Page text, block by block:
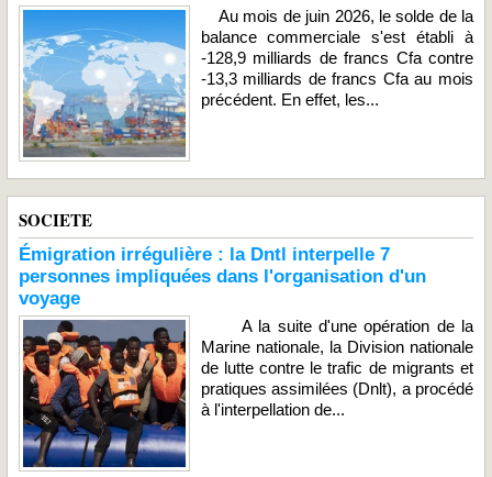
Au mois de juin 2026, le solde de la
balance commerciale s'est établi à
-128,9 milliards de francs Cfa contre
-13,3 milliards de francs Cfa au mois
précédent. En effet, les...
SOCIETE
Émigration irrégulière : la Dntl interpelle 7
personnes impliquées dans l'organisation d'un
voyage
A la suite d'une opération de la
Marine nationale, la Division nationale
de lutte contre le trafic de migrants et
pratiques assimilées (Dnlt), a procédé
à l'interpellation de...